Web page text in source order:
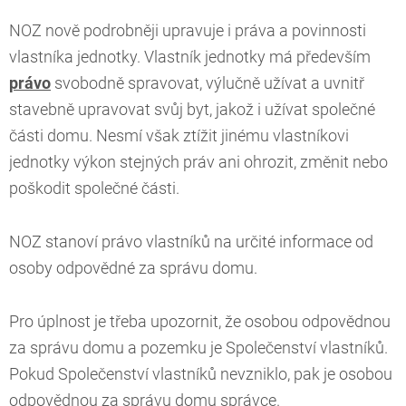
NOZ nově podrobněji upravuje i práva a povinnosti
vlastníka jednotky. Vlastník jednotky má především
právo svobodně spravovat, výlučně užívat a uvnitř
stavebně upravovat svůj byt, jakož i užívat společné
části domu. Nesmí však ztížit jinému vlastníkovi
jednotky výkon stejných práv ani ohrozit, změnit nebo
poškodit společné části.
NOZ stanoví právo vlastníků na určité informace od
osoby odpovědné za správu domu.
Pro úplnost je třeba upozornit, že osobou odpovědnou
za správu domu a pozemku je Společenství vlastníků.
Pokud Společenství vlastníků nevzniklo, pak je osobou
odpovědnou za správu domu správce.